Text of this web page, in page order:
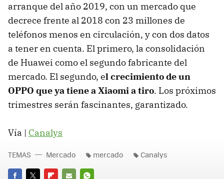
arranque del año 2019, con un mercado que
decrece frente al 2018 con 23 millones de
teléfonos menos en circulación, y con dos datos
a tener en cuenta. El primero, la consolidación
de Huawei como el segundo fabricante del
mercado. El segundo, el crecimiento de un
OPPO que ya tiene a Xiaomi a tiro. Los próximos
trimestres serán fascinantes, garantizado.
Vía | Canalys
TEMAS Mercado mercado Canalys